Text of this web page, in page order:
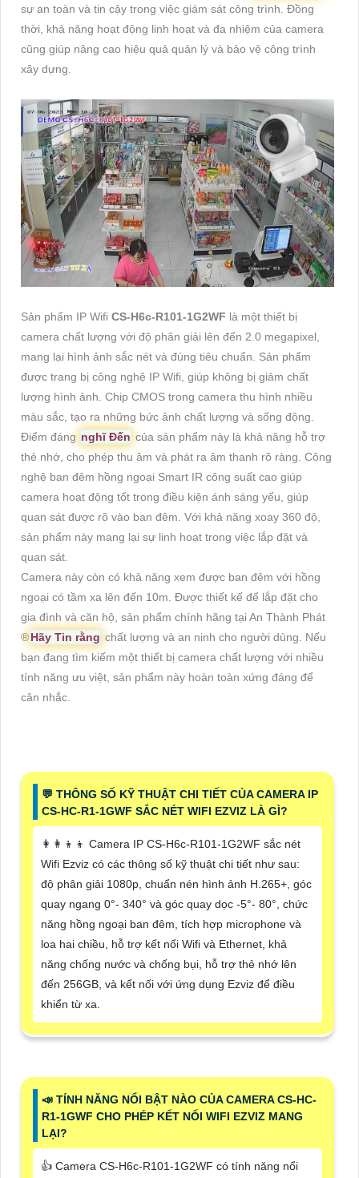
sự an toàn và tin cậy trong việc giám sát công trình. Đồng
thời, khả năng hoạt động linh hoạt và đa nhiệm của camera
cũng giúp nâng cao hiệu quả quản lý và bảo vệ công trình
xây dựng.
Sản phẩm IP Wifi CS-H6c-R101-1G2WF là một thiết bị
camera chất lượng với độ phân giải lên đến 2.0 megapixel,
mang lại hình ảnh sắc nét và đúng tiêu chuẩn. Sản phẩm
được trang bị công nghệ IP Wifi, giúp không bị giảm chất
lượng hình ảnh. Chip CMOS trong camera thu hình nhiều
màu sắc, tạo ra những bức ảnh chất lượng và sống động.
Điểm đáng nghĩ Đến của sản phẩm này là khả năng hỗ trợ
thẻ nhớ, cho phép thu âm và phát ra âm thanh rõ ràng. Công
nghệ ban đêm hồng ngoại Smart IR công suất cao giúp
camera hoạt động tốt trong điều kiện ánh sáng yếu, giúp
quan sát được rõ vào ban đêm. Với khả năng xoay 360 độ,
sản phẩm này mang lại sự linh hoạt trong việc lắp đặt và
quan sát.
Camera này còn có khả năng xem được ban đêm với hồng
ngoại có tầm xa lên đến 10m. Được thiết kế để lắp đặt cho
gia đình và căn hộ, sản phẩm chính hãng tại An Thành Phát
®️Hãy Tin rằng chất lượng và an ninh cho người dùng. Nếu
bạn đang tìm kiếm một thiết bị camera chất lượng với nhiều
tính năng ưu việt, sản phẩm này hoàn toàn xứng đáng để
cân nhắc.
️💬 THÔNG SỐ KỸ THUẬT CHI TIẾT CỦA CAMERA IP
CS-HC-R1-1GWF SẮC NÉT WIFI EZVIZ LÀ GÌ?
👩‍👩‍👦‍👦 Camera IP CS-H6c-R101-1G2WF sắc nét
Wifi Ezviz có các thông số kỹ thuật chi tiết như sau:
độ phân giải 1080p, chuẩn nén hình ảnh H.265+, góc
quay ngang 0°- 340° và góc quay dọc -5°- 80°, chức
năng hồng ngoại ban đêm, tích hợp microphone và
loa hai chiều, hỗ trợ kết nối Wifi và Ethernet, khả
năng chống nước và chống bụi, hỗ trợ thẻ nhớ lên
đến 256GB, và kết nối với ứng dụng Ezviz để điều
khiển từ xa.
📣 TÍNH NĂNG NỔI BẬT NÀO CỦA CAMERA CS-HC-
R1-1GWF CHO PHÉP KẾT NỐI WIFI EZVIZ MANG
LẠI?
👍 Camera CS-H6c-R101-1G2WF có tính năng nổi